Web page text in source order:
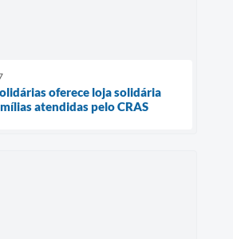
oferece loja solidária
atendidas pelo CRAS